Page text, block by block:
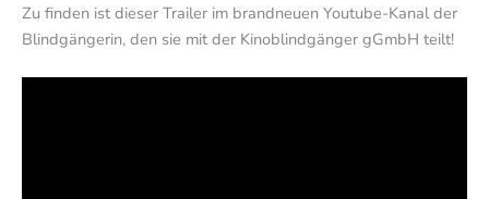
Zu finden ist dieser Trailer im brandneuen Youtube-Kanal der
Blindgängerin, den sie mit der Kinoblindgänger gGmbH teilt!